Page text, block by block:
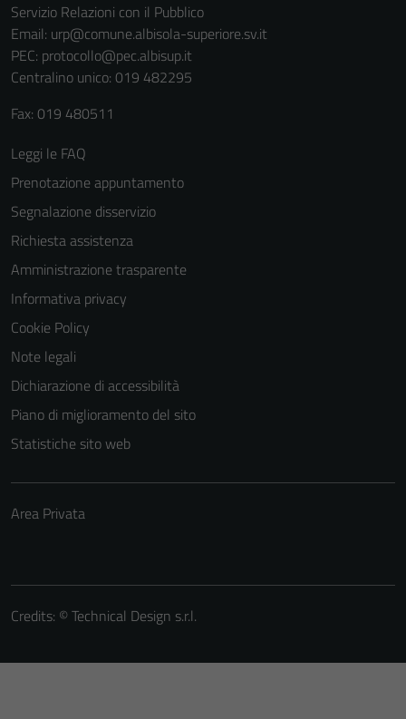
Servizio Relazioni con il Pubblico
Email: urp@comune.albisola-superiore.sv.it
PEC: protocollo@pec.albisup.it
Centralino unico: 019 482295
Fax: 019 480511
Leggi le FAQ
Prenotazione appuntamento
Segnalazione disservizio
Richiesta assistenza
Amministrazione trasparente
Informativa privacy
Cookie Policy
Note legali
Dichiarazione di accessibilità
Piano di miglioramento del sito
Statistiche sito web
Area Privata
Credits: ©Technical Design s.r.l.